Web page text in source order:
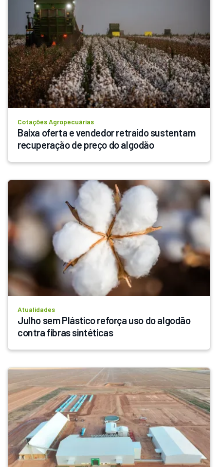
Cotações Agropecuárias
Baixa oferta e vendedor retraído sustentam
recuperação de preço do algodão
Atualidades
Julho sem Plástico reforça uso do algodão
contra fibras sintéticas